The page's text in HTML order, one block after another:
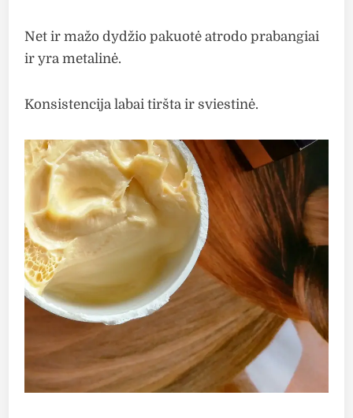
Net ir mažo dydžio pakuotė atrodo prabangiai
ir yra metalinė.
Konsistencija labai tiršta ir sviestinė.